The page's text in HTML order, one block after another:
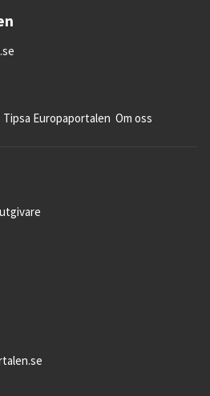
Tipsa Europaportalen Om oss